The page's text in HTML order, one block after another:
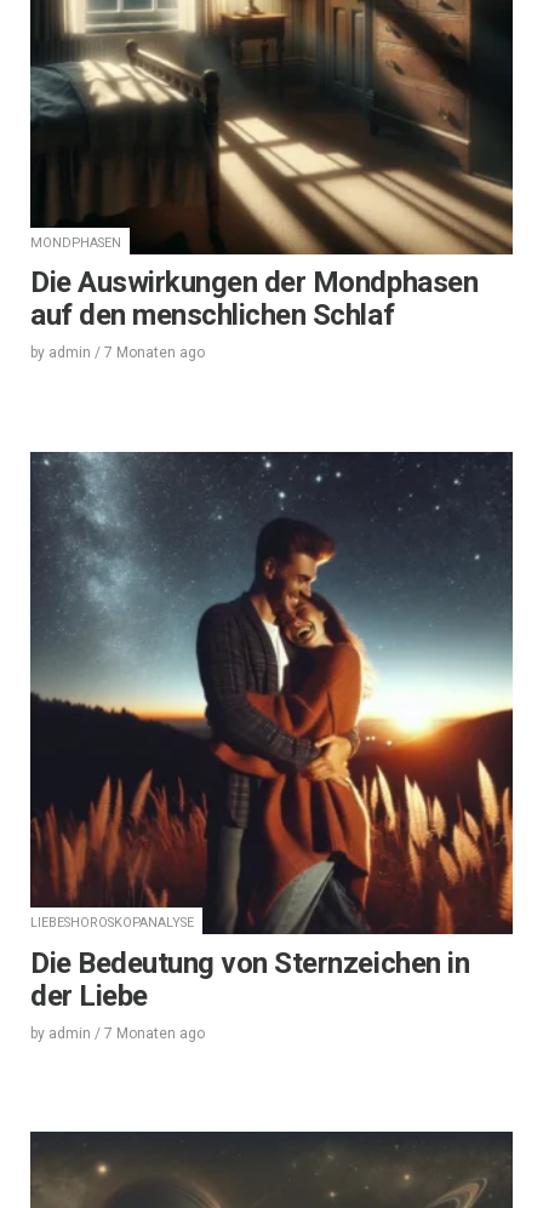
MONDPHASEN
Die Auswirkungen der Mondphasen
auf den menschlichen Schlaf
by admin / 7 Monaten ago
LIEBESHOROSKOPANALYSE
Die Bedeutung von Sternzeichen in
der Liebe
by admin / 7 Monaten ago